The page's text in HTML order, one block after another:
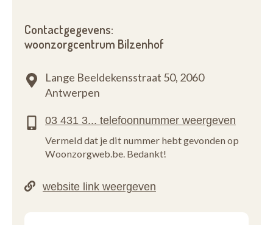
Contactgegevens:
woonzorgcentrum Bilzenhof
Lange Beeldekensstraat 50, 2060
Antwerpen
Vermeld dat je dit nummer hebt gevonden op
Woonzorgweb.be. Bedankt!